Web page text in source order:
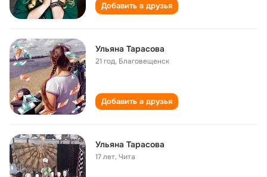
Добавить в друзья
Ульяна Тарасова
21 год, Благовещенск
Добавить в друзья
Ульяна Тарасова
17 лет,Чита